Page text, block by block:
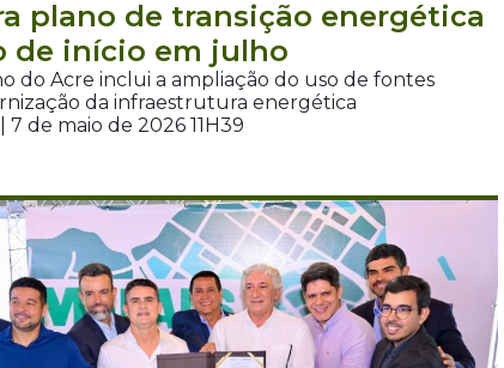
plano de transição energética
de início em julho
do Acre inclui a ampliação do uso de fontes
da infraestrutura energética
| 7 de maio de 2026 11H39